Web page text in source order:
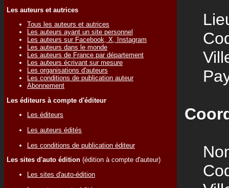
Les auteurs et autrices
Tous les auteurs et autrices
Les auteurs ayant un site personnel
Les auteurs sur Facebook, X, Instagram
Les auteurs dans le monde
Les auteurs de France par département
Les auteurs écrivant sur mesure
Les organisations d'auteurs
Les conditions de publication auteur
Abonnement
Les éditeurs à compte d'éditeur
Les éditeurs
Les auteurs édités
Les conditions de publication éditeur
Les sites d'auto édition (édition à compte d'auteur)
Les sites d'auto-édition